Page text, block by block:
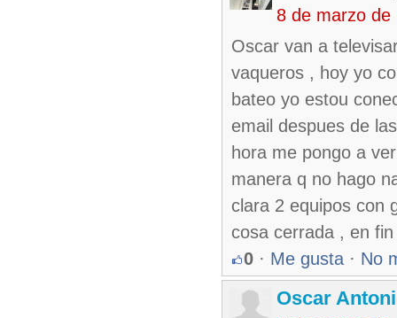
8 de marzo de
Oscar van a
vaqueros , hoy yo
bateo yo estou
email despues de
hora me pongo a
manera q no hago
clara 2 equipos con
cosa cerrada , en
0 · Me gusta · No
Oscar